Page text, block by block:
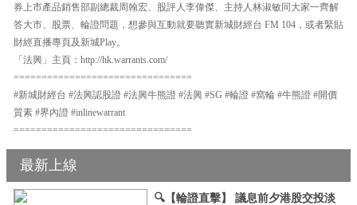
券上市產品銷售部副總裁周翰宏、股評人李偉傑、主持人林淑敏同大家一齊解
答大市、股票、輪證問題，想參與互動就要聽實新城財經台 FM 104，或者緊貼
財經直播專頁及新城Play。
「法興」主頁：http://hk.warrants.com/
================================
#新城財經台 #法興認股證 #法興牛熊證 #法興 #SG #輪證 #窩輪 #牛熊證 #開價
質素 #界內證 #inlinewarrant
================================
最新上線
🔍【輪證直擊】 議息前夕港股交投淡